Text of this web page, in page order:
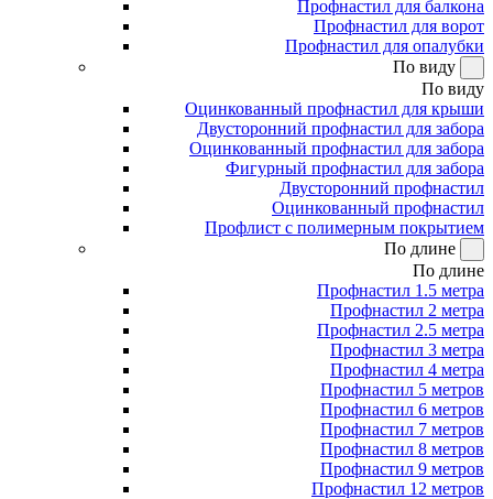
Профнастил для балкона
Профнастил для ворот
Профнастил для опалубки
По виду
По виду
Оцинкованный профнастил для крыши
Двусторонний профнастил для забора
Оцинкованный профнастил для забора
Фигурный профнастил для забора
Двусторонний профнастил
Оцинкованный профнастил
Профлист с полимерным покрытием
По длине
По длине
Профнастил 1.5 метра
Профнастил 2 метра
Профнастил 2.5 метра
Профнастил 3 метра
Профнастил 4 метра
Профнастил 5 метров
Профнастил 6 метров
Профнастил 7 метров
Профнастил 8 метров
Профнастил 9 метров
Профнастил 12 метров